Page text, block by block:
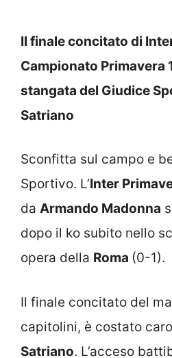
Il finale concitato di
Campionato Primavera
stangata del Giudice
Satriano
Sconfitta sul campo e
Sportivo. L’Inter
da Armando Madonna
dopo il ko subito nello
opera della Roma (0-1).
Il finale concitato del
capitolini, è costato
Satriano. L’acceso